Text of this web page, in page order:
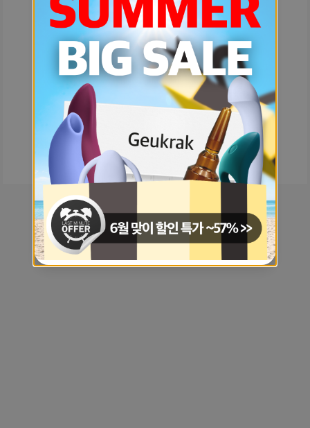
예상치 못한 에러입니다.